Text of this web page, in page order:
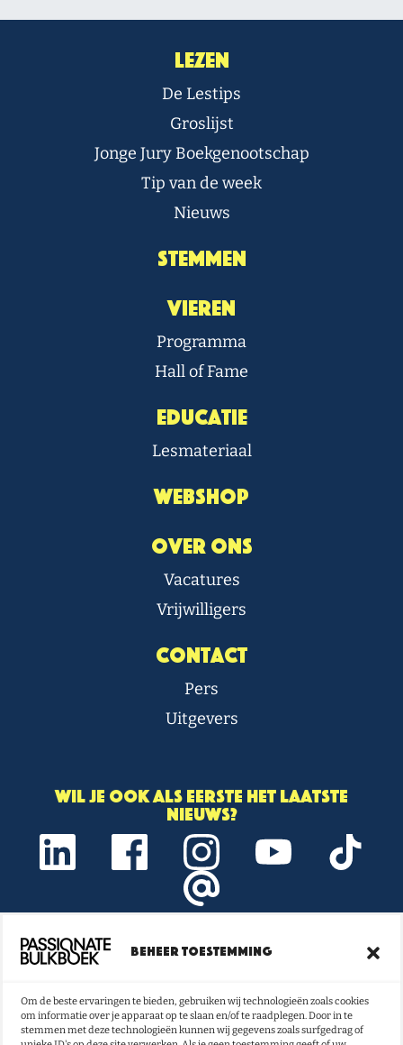
Beheer toestemming
Om de beste ervaringen te bieden, gebruiken wij technologieën zoals cookies
om informatie over je apparaat op te slaan en/of te raadplegen. Door in te
stemmen met deze technologieën kunnen wij gegevens zoals surfgedrag of
Lezen
De Lestips
Groslijst
Jonge Jury Boekgenootschap
Tip van de week
Nieuws
Stemmen
Vieren
Programma
Hall of Fame
Educatie
Lesmateriaal
Webshop
Over Ons
Vacatures
Vrijwilligers
Contact
Pers
Uitgevers
Wil je ook als eerste het laatste
nieuws?
Onze nieuwsbrief vol boeken- en
NU INSCHRIJVEN